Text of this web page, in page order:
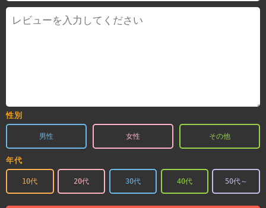
性別
男性 女性 その他
年代
10代 20代 30代 40代 50代～